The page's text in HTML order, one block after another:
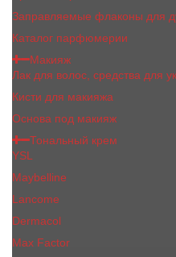
Заправляемые флаконы для
Каталог парфюмерии
Макияж
Лак для волос, средства для
Кисти для макияжа
Основа под макияж
Тональный крем
YSL
Maybelline
Lancome
Dermacol
Max Factor